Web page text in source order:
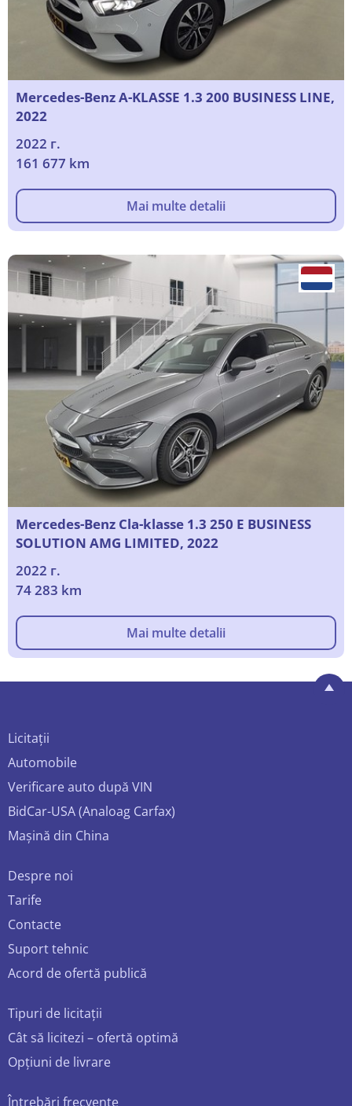
Mercedes-Benz A-KLASSE 1.3 200 BUSINESS LINE,
2022
2022 г.
161 677 km
Mai multe detalii
Mercedes-Benz Cla-klasse 1.3 250 E BUSINESS
SOLUTION AMG LIMITED, 2022
2022 г.
74 283 km
Mai multe detalii
Licitații
Automobile
Verificare auto după VIN
BidCar-USA (Analoag Carfax)
Mașină din China
Despre noi
Tarife
Contacte
Suport tehnic
Acord de ofertă publică
Tipuri de licitații
Cât să licitezi – ofertă optimă
Opțiuni de livrare
Întrebări frecvente